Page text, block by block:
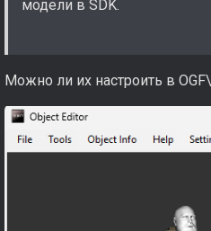
модели в SDK.
Можно ли их настроить в